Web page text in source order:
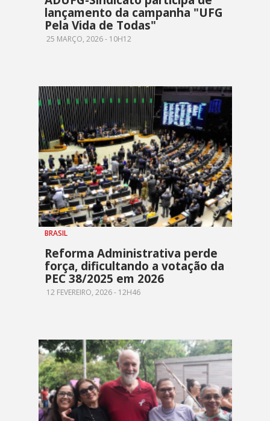
lançamento da campanha "UFG
Pela Vida de Todas"
25 MARÇO, 2026 - 10H12
BRASIL
Reforma Administrativa perde
força, dificultando a votação da
PEC 38/2025 em 2026
12 FEVEREIRO, 2026 - 12H46